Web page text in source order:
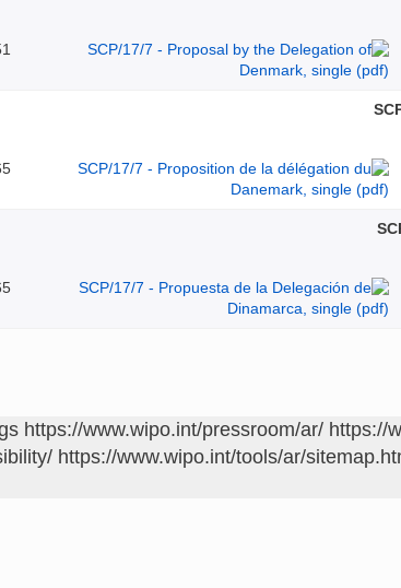
https://www.wipo.int/pressroom/ar/ https://
https://www.wipo.int/tools/ar/